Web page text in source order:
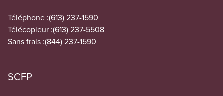
Téléphone :(613) 237-1590
Télécopieur :(613) 237-5508
Sans frais :(844) 237-1590
SCFP